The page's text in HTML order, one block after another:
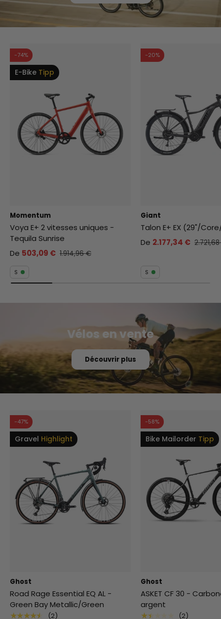
-74%
E-Bike Tipp
Momentum
Voya E+ 2 vitesses uniques -
Tequila Sunrise
De 503,09 € 1.914,96 €
S
-20%
Giant
Talon E+ EX (29"/
De 2.177,34 €
S
Vélos en vente
Découvrir plus
-47%
Gravel Highlight
Ghost
Road Rage Essential EQ AL -
Green Bay Metallic/Green
★★★★★ (2)
-58%
Bike Mailorder Tipp
Ghost
ASKET CF 30 -
argent
★★★★★ (2)